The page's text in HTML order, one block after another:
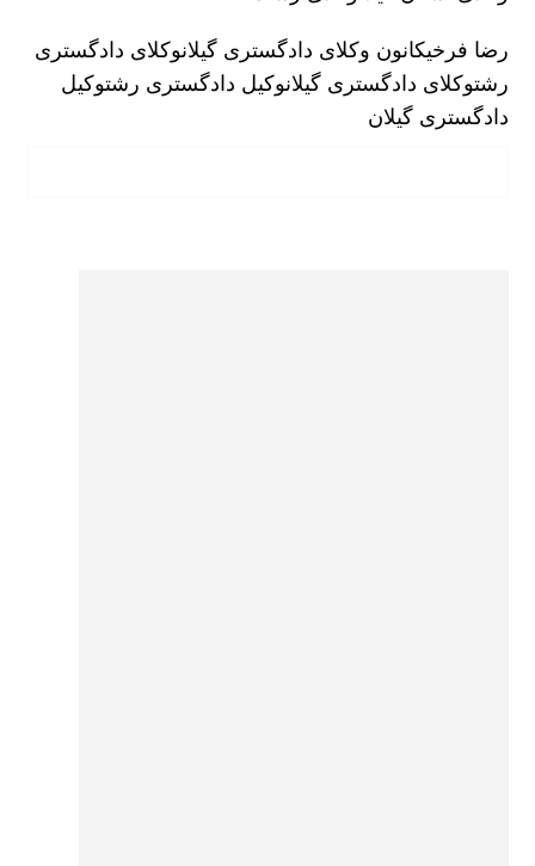
رضا فرخیکانون وکلای دادگستری گیلانوکلای دادگستری
رشتوکلای دادگستری گیلانوکیل دادگستری رشتوکیل
دادگستری گیلان